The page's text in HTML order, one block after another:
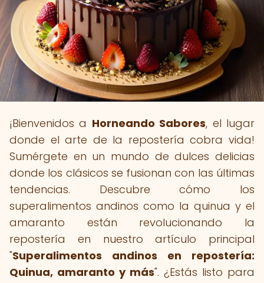
¡Bienvenidos a Horneando Sabores, el lugar
donde el arte de la repostería cobra vida!
Sumérgete en un mundo de dulces delicias
donde los clásicos se fusionan con las últimas
tendencias. Descubre cómo los
superalimentos andinos como la quinua y el
amaranto están revolucionando la
repostería en nuestro artículo principal
"Superalimentos andinos en repostería:
Quinua, amaranto y más". ¿Estás listo para